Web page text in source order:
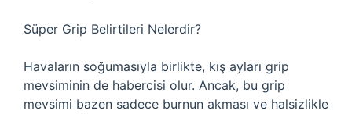
Süper Grip Belirtileri Nelerdir?
Havaların soğumasıyla birlikte, kış ayları grip
mevsiminin de habercisi olur. Ancak, bu grip
mevsimi bazen sadece burnun akması ve halsizlikle